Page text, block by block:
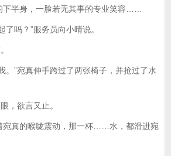
下半身，一脸若无其事的专业笑容……
了吗？”服务员向小晴说。
。”宛真伸手跨过了两张椅子，并抢过了水
，欲言又止。
真的喉咙震动，那一杯……水，都滑进宛